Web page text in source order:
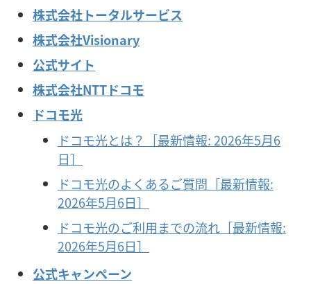
株式会社トータルサービス
株式会社Visionary
公式サイト
株式会社NTTドコモ
ドコモ光
ドコモ光とは？［最新情報: 2026年5月6
日］
ドコモ光のよくあるご質問［最新情報:
2026年5月6日］
ドコモ光のご利用までの流れ［最新情報:
2026年5月6日］
公式キャンペーン